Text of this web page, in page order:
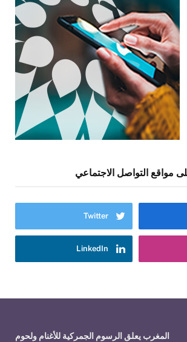
مواقع التواصل الاجتماعي
Twitter
LinkedIn
المغرب يعلق الرسوم الجمركية للأغنام ولحوم